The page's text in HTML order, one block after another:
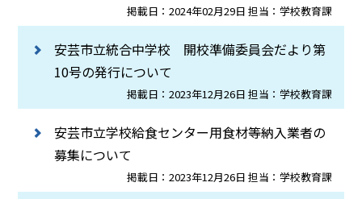
掲載日：2024年02月29日 担当：学校教育課
安芸市立統合中学校 開校準備委員会だより第
10号の発行について
掲載日：2023年12月26日 担当：学校教育課
安芸市立学校給食センター用食材等納入業者の
募集について
掲載日：2023年12月26日 担当：学校教育課